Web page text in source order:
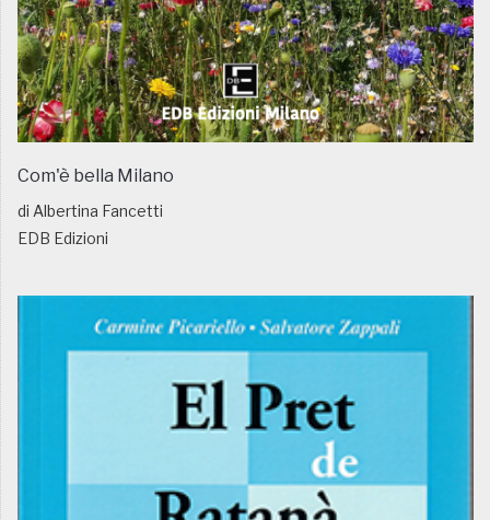
Com'è bella Milano
di Albertina Fancetti
EDB Edizioni